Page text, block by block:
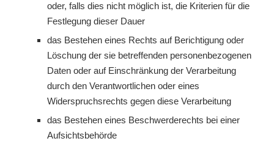
oder, falls dies nicht möglich ist, die Kriterien für die
Festlegung dieser Dauer
das Bestehen eines Rechts auf Berichtigung oder
Löschung der sie betreffenden personenbezogenen
Daten oder auf Einschränkung der Verarbeitung
durch den Verantwortlichen oder eines
Widerspruchsrechts gegen diese Verarbeitung
das Bestehen eines Beschwerderechts bei einer
Aufsichtsbehörde